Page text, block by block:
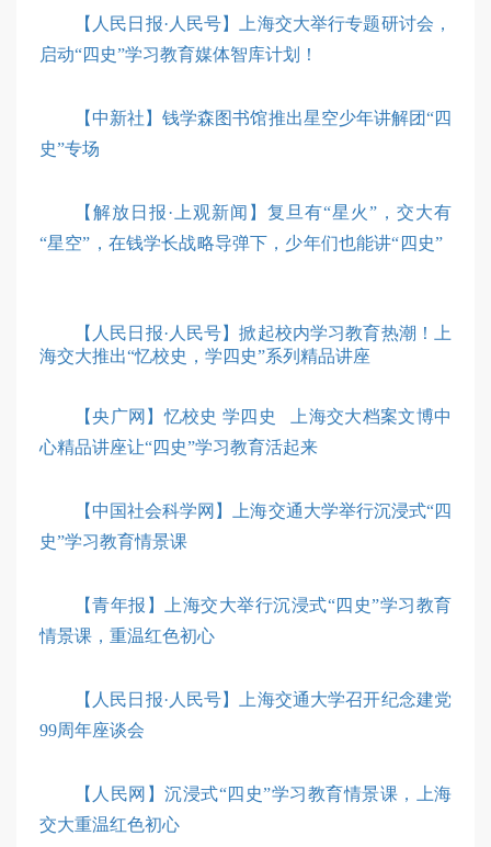
【人民日报·人民号】上海交大举行专题研讨会，
启动“四史”学习教育媒体智库计划！
【中新社】钱学森图书馆推出星空少年讲解团“四
史”专场
【解放日报·上观新闻】复旦有“星火”，交大有
“星空”，在钱学长战略导弹下，少年们也能讲“四史”
【人民日报·人民号】掀起校内学习教育热潮！上
海交大推出“忆校史，学四史”系列精品讲座
【央广网】忆校史 学四史 上海交大档案文博中
心精品讲座让“四史”学习教育活起来
【中国社会科学网】上海交通大学举行沉浸式“四
史”学习教育情景课
【青年报】上海交大举行沉浸式“四史”学习教育
情景课，重温红色初心
【人民日报·人民号】上海交通大学召开纪念建党
99周年座谈会
【人民网】沉浸式“四史”学习教育情景课，上海
交大重温红色初心